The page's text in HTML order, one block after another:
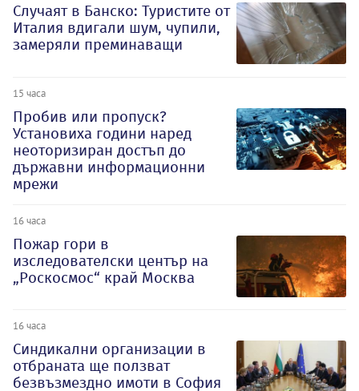
Случаят в Банско: Туристите от
Италия вдигали шум, чупили,
замеряли преминаващи
15 часа
Пробив или пропуск?
Установиха години наред
неоторизиран достъп до
държавни информационни
мрежи
16 часа
Пожар гори в
изследователски център на
„Роскосмос“ край Москва
16 часа
Синдикални организации в
отбраната ще ползват
безвъзмездно имоти в София